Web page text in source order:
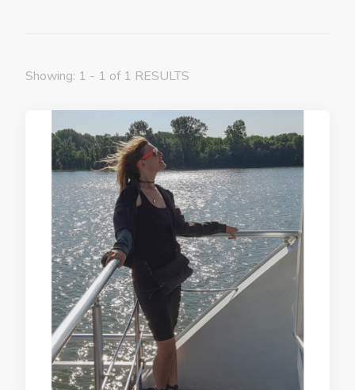
Showing: 1 - 1 of 1 RESULTS